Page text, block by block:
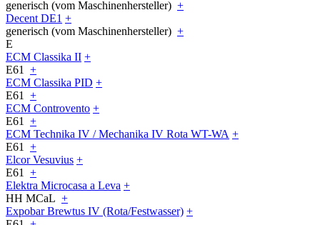
generisch (vom Maschinenhersteller) +
Decent DE1 +
generisch (vom Maschinenhersteller) +
E
ECM Classika II +
E61 +
ECM Classika PID +
E61 +
ECM Controvento +
E61 +
ECM Technika IV / Mechanika IV Rota WT-WA +
E61 +
Elcor Vesuvius +
E61 +
Elektra Microcasa a Leva +
HH MCaL +
Expobar Brewtus IV (Rota/Festwasser) +